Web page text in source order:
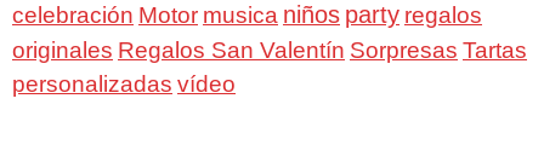
celebración Motor musica niños party regalos
originales Regalos San Valentín Sorpresas Tartas
personalizadas vídeo